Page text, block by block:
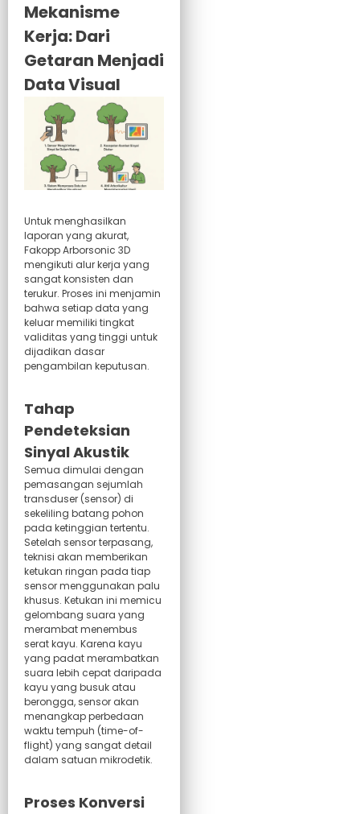
Mekanisme
Kerja: Dari
Getaran Menjadi
Data Visual
Untuk menghasilkan
laporan yang akurat,
Fakopp Arborsonic 3D
mengikuti alur kerja yang
sangat konsisten dan
terukur. Proses ini menjamin
bahwa setiap data yang
keluar memiliki tingkat
validitas yang tinggi untuk
dijadikan dasar
pengambilan keputusan.
Tahap
Pendeteksian
Sinyal Akustik
Semua dimulai dengan
pemasangan sejumlah
transduser (sensor) di
sekeliling batang pohon
pada ketinggian tertentu.
Setelah sensor terpasang,
teknisi akan memberikan
ketukan ringan pada tiap
sensor menggunakan palu
khusus. Ketukan ini memicu
gelombang suara yang
merambat menembus
serat kayu. Karena kayu
yang padat merambatkan
suara lebih cepat daripada
kayu yang busuk atau
berongga, sensor akan
menangkap perbedaan
waktu tempuh (time-of-
flight) yang sangat detail
dalam satuan mikrodetik.
Proses Konversi